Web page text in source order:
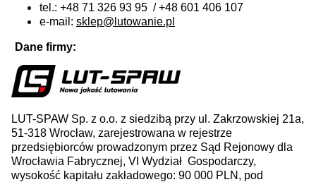
tel.: +48 71 326 93 95 / +48 601 406 107
e-mail: sklep@lutowanie.pl
Dane firmy:
LUT-SPAW Sp. z o.o. z siedzibą przy ul. Zakrzowskiej 21a,
51-318 Wrocław, zarejestrowana w rejestrze
przedsiębiorców prowadzonym przez Sąd Rejonowy dla
Wrocławia Fabrycznej, VI Wydział Gospodarczy,
wysokość kapitału zakładowego: 90 000 PLN, pod